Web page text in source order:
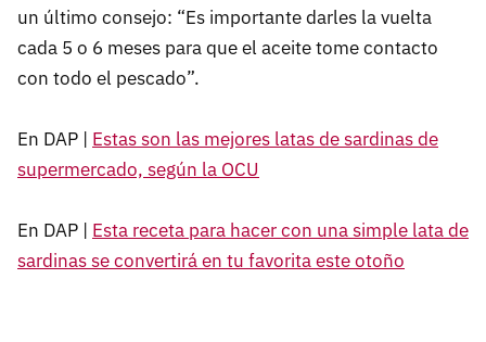
un último consejo: “Es importante darles la vuelta
cada 5 o 6 meses para que el aceite tome contacto
con todo el pescado”.
En DAP | Estas son las mejores latas de sardinas de
supermercado, según la OCU
En DAP | Esta receta para hacer con una simple lata de
sardinas se convertirá en tu favorita este otoño